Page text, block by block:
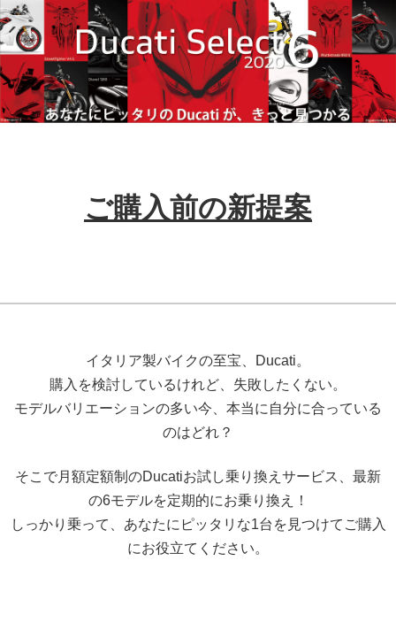
ご購入前の新提案
イタリア製バイクの至宝、Ducati。
購入を検討しているけれど、失敗したくない。
モデルバリエーションの多い今、本当に自分に合っている
のはどれ？
そこで月額定額制のDucatiお試し乗り換えサービス、最新
の6モデルを定期的にお乗り換え！
しっかり乗って、あなたにピッタリな1台を見つけてご購入
にお役立てください。